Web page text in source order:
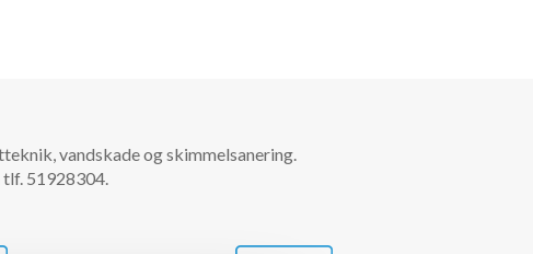
vandskade og skimmelsanering.
tlf. 51928304.